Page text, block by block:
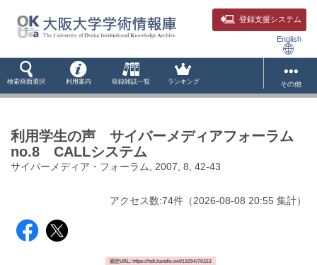
登録支援システム
English
検索画面選択 利用案内 収録雑誌一覧 ランキング その他
利用学生の声 サイバーメディアフォーラム
no.8 CALLシステム
サイバーメディア・フォーラム, 2007, 8, 42-43
アクセス数:74件 （2026-08-08 20:55 集計）
固定URL: https://hdl.handle.net/11094/70253